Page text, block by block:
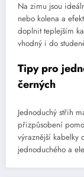
Na zimu jsou
nebo kolena a
doplnit teplejším
vhodný i do
Tipy pro
černých
Jednoduchý střih
přizpůsobení
výraznější kabelky
jednoduchého a